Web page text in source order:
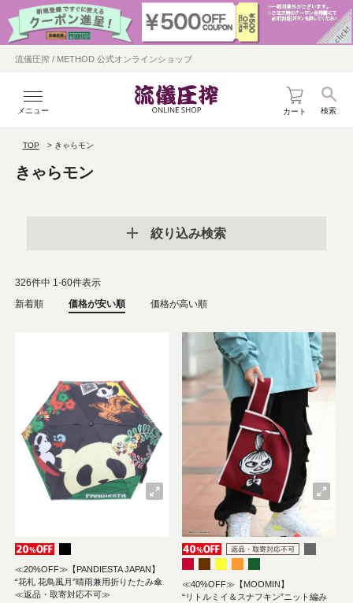
流儀圧搾 / METHOD 公式オンラインショップ
メニュー カート 検索
TOP きゃらモン
きゃらモン
絞り込み検索
価格が安い順 価格が高い順
新着順
326件中 1-60件表示
≪20%OFF≫【PANDIESTA JAPAN】
“花札 花鳥風月”晴雨兼用折りたたみ傘
≪返品・取寄対応不可≫
≪40%OFF≫【MOOMIN】
“リトルミイ＆スナフキン”ニット編み